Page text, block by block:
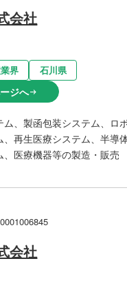
会社
界 石川県
ジへarrow_right_alt
、製函包装システム、ロ
再生医療システム、半導
、医療機器等の製造・販売
会社